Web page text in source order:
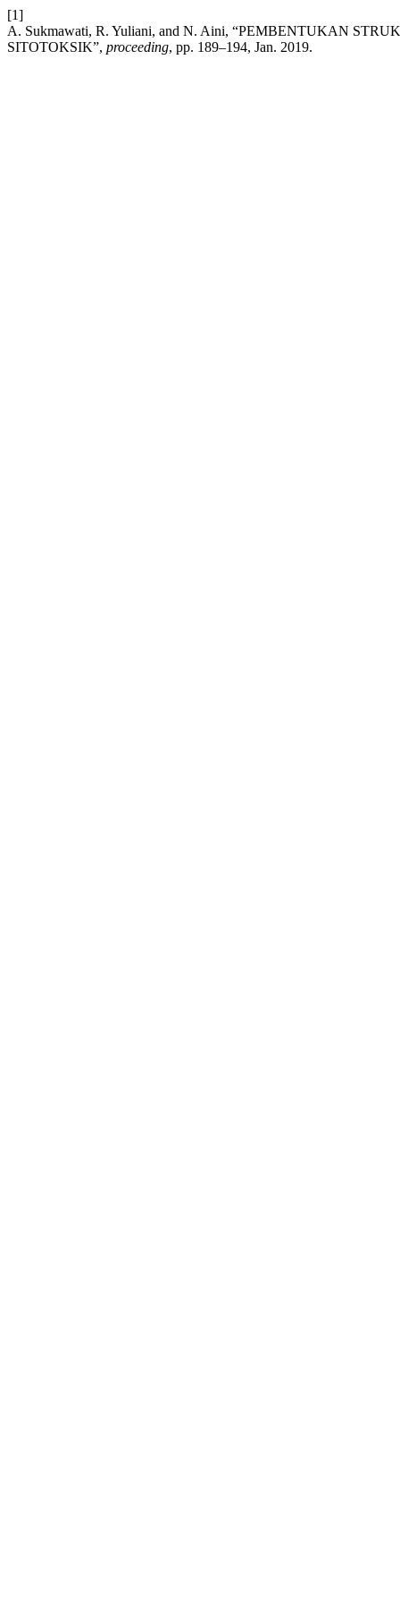
[1]
A. Sukmawati, R. Yuliani, and N. Aini, “PEMBENTUKAN
SITOTOKSIK”, proceeding, pp. 189–194, Jan. 2019.